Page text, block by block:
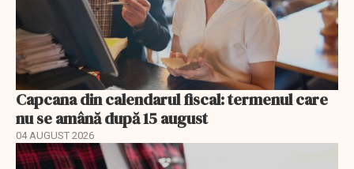
Capcana din calendarul fiscal: termenul care
nu se amână după 15 august
04 AUGUST 2026